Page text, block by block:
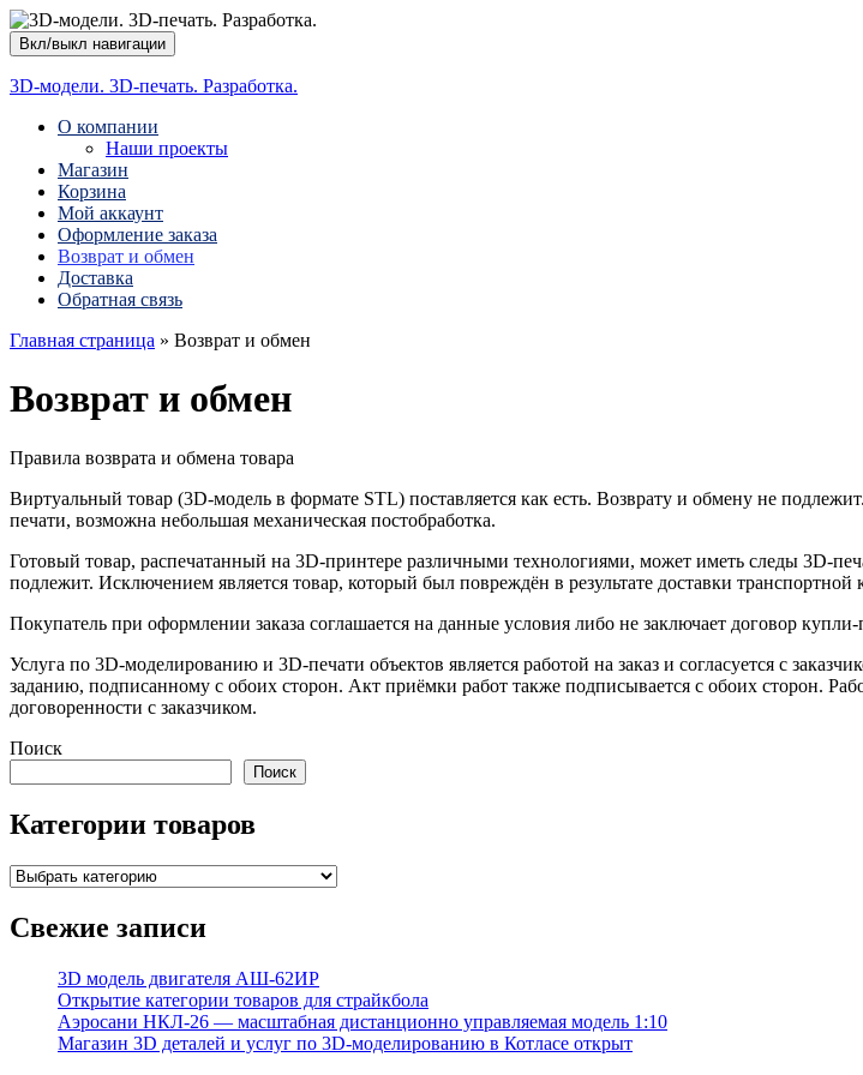
Вкл/выкл навигации
3D-модели. 3D-печать. Разработка.
О компании
Наши проекты
Магазин
Корзина
Мой аккаунт
Оформление заказа
Возврат и обмен
Доставка
Обратная связь
Главная страница » Возврат и обмен
Возврат и обмен
Правила возврата и обмена товара
Виртуальный товар (3D-модель в формате STL) поставляется как есть. Возврату и обмену не
печати, возможна небольшая механическая постобработка.
Готовый товар, распечатанный на 3D-принтере различными технологиями, может иметь следы 3D-
подлежит. Исключением является товар, который был повреждён в результате доставки
Покупатель при оформлении заказа соглашается на данные условия либо не заключает договор
Услуга по 3D-моделированию и 3D-печати объектов является работой на заказ и согласуется с
заданию, подписанному с обоих сторон. Акт приёмки работ также подписывается с обоих сторон.
договоренности с заказчиком.
Поиск
Поиск
Категории товаров
Свежие записи
3D модель двигателя АШ-62ИР
Открытие категории товаров для страйкбола
Аэросани НКЛ‑26 — масштабная дистанционно управляемая модель 1:10
Магазин 3D деталей и услуг по 3D-моделированию в Котласе открыт